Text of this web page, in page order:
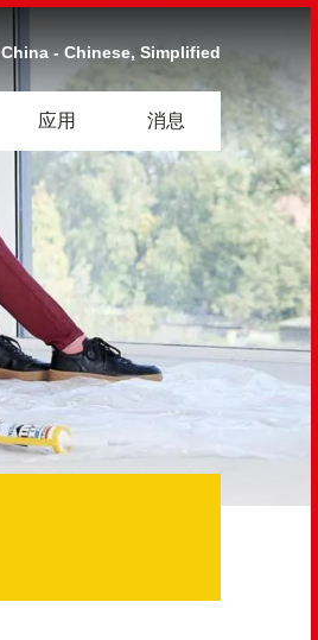
应用 消息
China - Chinese, Simplified